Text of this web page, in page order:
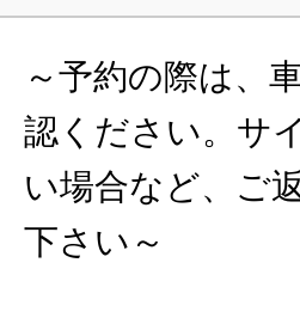
～予約の際は、
認ください。サ
い場合など、ご
下さい～